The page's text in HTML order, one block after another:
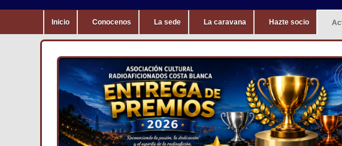
Inicio Conocenos La sede La caravana Hazte socio